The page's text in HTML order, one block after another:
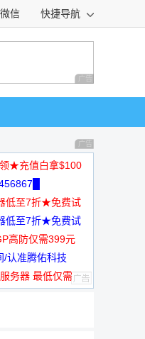
信 快捷导航
广告 商业广告，理
广告 商业广告，理
★充值白拿$100
低至7折★免费试
低至7折★免费试
高防仅需399元
/认准腾佑科技
务器 最低仅需